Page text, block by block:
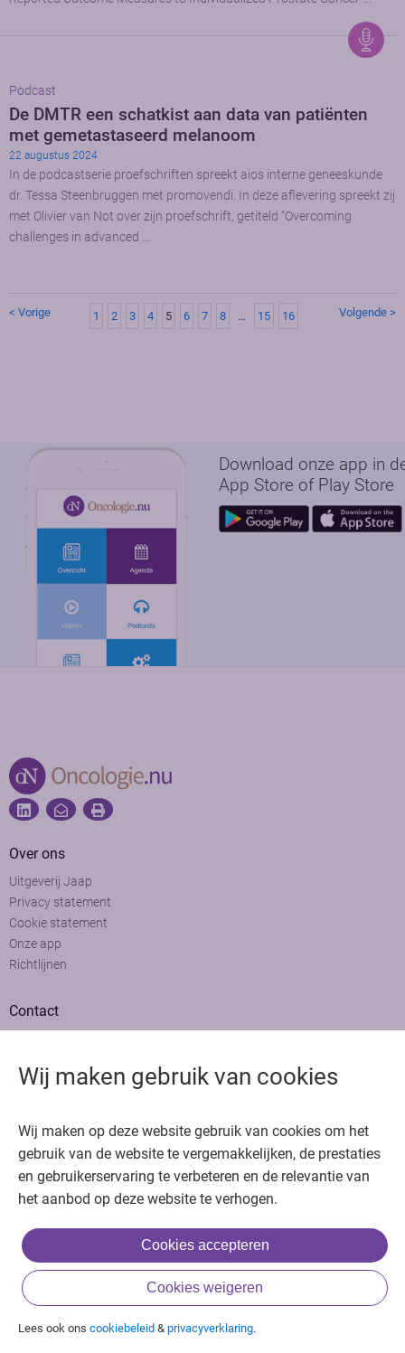
Wij maken gebruik van cookies
Wij maken op deze website gebruik van cookies om het
gebruik van de website te vergemakkelijken, de prestaties
en gebruikerservaring te verbeteren en de relevantie van
het aanbod op deze website te verhogen.
Cookies accepteren
Cookies weigeren
Lees ook ons cookiebeleid & privacyverklaring.
Bedankt voor het bezoeken van Oncologie.nu
Krijg gratis toegang in 30 seconden of log in om verder te gaan
of
Inloggen met BIG & achternaam
Inloggen met een account
Podcast
De DMTR een schatkist aan data van patiënten
met gemetastaseerd melanoom
22 augustus 2024
In de podcastserie proefschriften spreekt aios interne geneeskunde
dr. Tessa Steenbruggen met promovendi. In deze aflevering spreekt zij
met Olivier van Not over zijn proefschrift, getiteld “Overcoming
challenges in advanced …
< Vorige 1 2 3 4 5 6 7 8 … 15 16 Volgende >
Download onze app in
App Store of Play Store
Over ons
Uitgeverij Jaap
Privacy statement
Cookie statement
Onze app
Richtlijnen
Contact
Adverteren
Copyright © 2026. Uitgeverij Jaap. Alle rechten voorbehouden.